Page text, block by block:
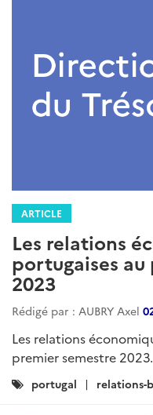
ARTICLE
Les relations
portugaises
2023
Rédigé par : AUBRY Axel
Les relations
premier semestre
Catégories
portugal relations-